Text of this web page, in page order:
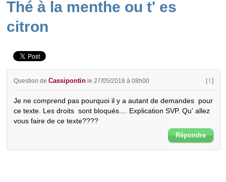
Thé à la menthe ou t' es
citron
Question deCassipontin le 27/05/2018 à 08h00 [ ! ]
Je ne comprend pas pourquoi il y a autant de demandes  pour
ce texte. Les droits  sont bloqués.... Explication SVP. Qu' allez
vous faire de ce texte????
Répondre